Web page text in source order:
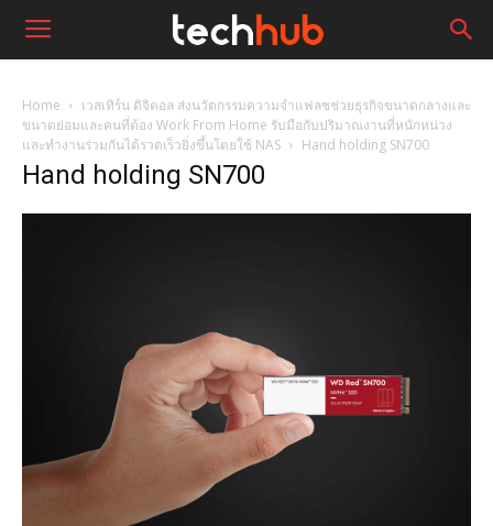
Home
เวสเทิร์น ดิจิตอล ส่งนวัตกรรมความจำแฟลชช่วยธุรกิจขนาดกลางและ
ขนาดย่อมและคนที่ต้อง Work From Home รับมือกับปริมาณงานที่หนักหน่วง
และทำงานร่วมกันได้รวดเร็วยิ่งขึ้นโดยใช้ NAS
Hand holding SN700
Hand holding SN700